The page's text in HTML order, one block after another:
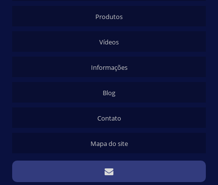
Produtos
Vídeos
Informações
Blog
Contato
Mapa do site